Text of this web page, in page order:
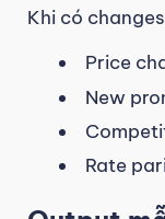
Khi có
Price
New
Rate